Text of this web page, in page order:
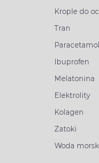
Krople do
Tran
Paracetamol
Ibuprofen
Melatonina
Elektrolity
Kolagen
Zatoki
Woda